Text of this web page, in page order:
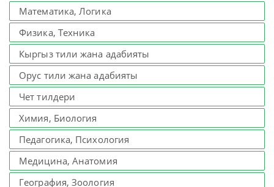
Математика, Логика
Физика, Техника
Кыргыз тили жана адабияты
Орус тили жана адабияты
Чет тилдери
Химия, Биология
Педагогика, Психология
Медицина, Анатомия
География, Зоология